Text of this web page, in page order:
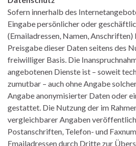
Sofern innerhalb des
Eingabe persönlicher oder
(Emailadressen, Namen,
Preisgabe dieser Daten seitens des
freiwilliger Basis. Die
angebotenen Dienste ist – soweit
zumutbar – auch ohne Angabe
Angabe anonymisierter Daten oder
gestattet. Die Nutzung der im
vergleichbarer Angaben
Postanschriften, Telefon- und
Emailadressen durch Dritte zur